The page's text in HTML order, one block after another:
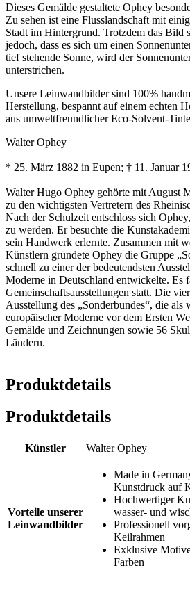
Dieses Gemälde gestaltete Ophey
Zu sehen ist eine Flusslandschaft mit
Stadt im Hintergrund. Trotzdem das Bild
jedoch, dass es sich um einen
tief stehende Sonne, wird der
unterstrichen.
Unsere Leinwandbilder sind 100%
Herstellung, bespannt auf einem echten
aus umweltfreundlicher Eco-Solvent-
Walter Ophey
* 25. März 1882 in Eupen; † 11. Januar
Walter Hugo Ophey gehörte mit August
zu den wichtigsten Vertretern des
Nach der Schulzeit entschloss sich
zu werden. Er besuchte die
sein Handwerk erlernte. Zusammen mit
Künstlern gründete Ophey die Gruppe
schnell zu einer der bedeutendsten
Moderne in Deutschland entwickelte. Es
Gemeinschaftsausstellungen statt. Die
Ausstellung des „Sonderbundes“, die als
europäischer Moderne vor dem Ersten
Gemälde und Zeichnungen sowie 56
Ländern.
Produktdetails
Produktdetails
Künstler Walter Ophey
Vorteile unserer
Leinwandbilder
Made in
Kunstdruck auf
Hochwertiger
wasser- und
Professionell
Keilrahmen
Exklusive
Farben